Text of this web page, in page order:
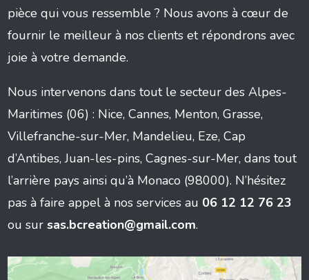
pièce qui vous ressemble ? Nous avons à cœur de
fournir le meilleur à nos clients et répondrons avec
joie à votre demande.
Nous intervenons dans tout le secteur des Alpes-
Maritimes (06) : Nice, Cannes, Menton, Grasse,
Villefranche-sur-Mer, Mandelieu, Eze, Cap
d’Antibes, Juan-les-pins, Cagnes-sur-Mer, dans tout
l’arrière pays ainsi qu’à Monaco (98000). N’hésitez
pas à faire appel à nos services au 06 12 12 76 23
ou sursas.bcreation@gmail.com.